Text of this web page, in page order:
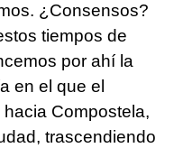
¿Consensos?
tiempos de
por ahí la
en el que el
Compostela,
trascendiendo